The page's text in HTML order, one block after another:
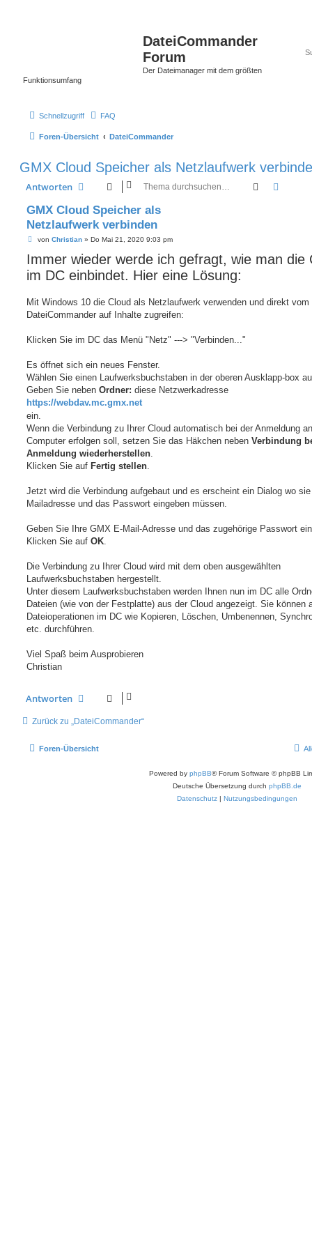
DateiCommander
Forum
Der Dateimanager mit dem größten
Funktionsumfang
Schnellzugriff FAQ
Foren-Übersicht DateiCommander
GMX Cloud Speicher als Netzlaufwerk
Antworten Suche
GMX Cloud Speicher als
Netzlaufwerk verbinden
B
i
t
r
a
von Christian» Do Mai 21, 2020 9:03 pm
Immer wieder werde ich gefragt, wie man die
im DC einbindet. Hier eine Lösung:
Mit Windows 10 die Cloud als Netzlaufwerk verwenden und direkt vom
DateiCommander auf Inhalte zugreifen:
Klicken Sie im DC das Menü "Netz" ---> "Verbinden..."
Es öffnet sich ein neues Fenster.
Wählen Sie einen Laufwerksbuchstaben in der oberen Ausklapp-box
Geben Sie neben Ordner: diese Netzwerkadresse
https://webdav.mc.gmx.net
ein.
Wenn die Verbindung zu Ihrer Cloud automatisch bei der Anmeldung
Computer erfolgen soll, setzen Sie das Häkchen neben Verbindung
Anmeldung wiederherstellen
Klicken Sie auf Fertig stellen
Jetzt wird die Verbindung aufgebaut und es erscheint ein Dialog wo
Mailadresse und das Passwort eingeben müssen.
Geben Sie Ihre GMX E-Mail-Adresse und das zugehörige Passwort
Klicken Sie auf OK
Die Verbindung zu Ihrer Cloud wird mit dem oben ausgewählten
Laufwerksbuchstaben hergestellt.
Unter diesem Laufwerksbuchstaben werden Ihnen nun im DC alle
Dateien (wie von der Festplatte) aus der Cloud angezeigt. Sie können
Dateioperationen im DC wie Kopieren, Löschen, Umbenennen,
etc. durchführen.
Viel Spaß beim Ausprobieren
Christian
Antworten
Zurück zu „DateiCommander“
Foren-Übersicht
Powered by phpBB® Forum Software © phpBB
Deutsche Übersetzung durch phpBB.de
Datenschutz | Nutzungsbedingungen